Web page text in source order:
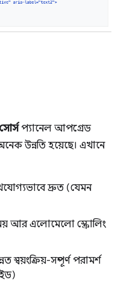
সোর্সপ্যানেল আপগ্রেড
উন্নতি হয়েছে। এখানে
দ্রুত (যেমন
আর এলোমেলো স্ক্রোলিং
স্বয়ংক্রিয়-সম্পূর্ণ পরামর্শ